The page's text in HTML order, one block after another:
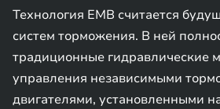
Технология EMB считается
систем торможения. В ней
традиционные гидравлические
управления независимыми
двигателями, установленными